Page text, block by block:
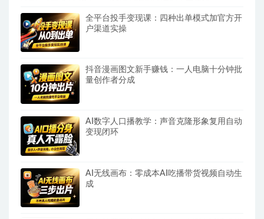
全平台投手变现课：四种出单模式加官方开
户渠道实操
抖音漫画图文新手赚钱：一人电脑十分钟批
量创作者分成
AI数字人口播教学：声音克隆形象复用自动
变现闭环
AI无线画布：零成本AI吃播带货视频自动生
成